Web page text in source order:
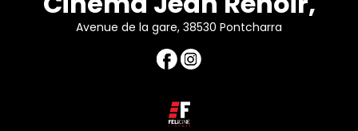
Avenue de la gare, 38530 Pontcharra